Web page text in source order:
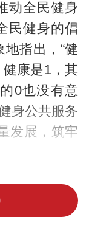
动全民健身
民健身的倡
指出，“健
康是1，其
0也没有意
身公共服务
发展，筑牢
健身日”。
主题活动，